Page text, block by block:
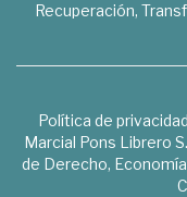
Recuperación,
Política de privacidad
Marcial Pons Librero
de Derecho,